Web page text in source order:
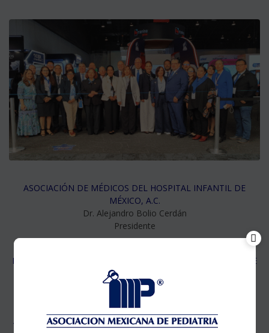
ASOCIACIÓN DE MÉDICOS DEL HOSPITAL INFANTIL DE
MÉXICO, A.C.
Dr. Alejandro Bolio Cerdán
Presidente
ASOCIACIÓN DE HOSPITALES PEDIÁTRICOS Y MATERNOS
INFANTILES DE LA SECRETARIA DE SALUD DE LA CIUDAD DE
MÉXICO
Dra. Laura Mejia Pérez
Presidenta
ASOCIACIÓN DE PEDIATRÍA QUE TRABAJA PARA EL IMSS A.C.